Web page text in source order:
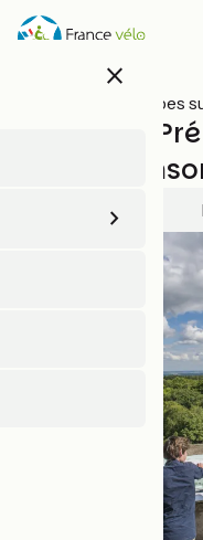
Aller
au
close
Toutes les étapes
Alençon /
Saint-